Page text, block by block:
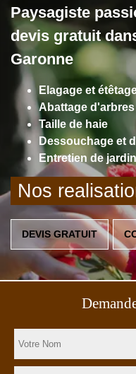
Paysagiste
devis gratuit
Garonne
Elagage et
Abattage d'arbres
Taille de haie
Dessouchage et
Entretien de jardin
Nos
DEVIS GRATUIT